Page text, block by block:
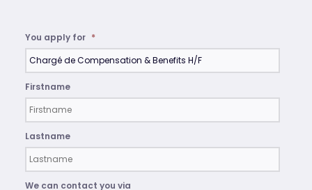
You apply for *
Firstname
Lastname
We can contact you via